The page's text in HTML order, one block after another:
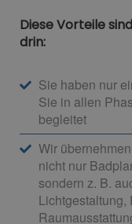
Diese Vorteile
drin:
Sie haben nur
Sie in allen
begleitet
Wir
nicht nur
sondern z. B.
Lichtgestaltung,